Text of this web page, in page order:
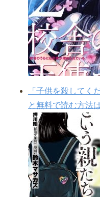
「子供を殺してく
と無料で読む方法